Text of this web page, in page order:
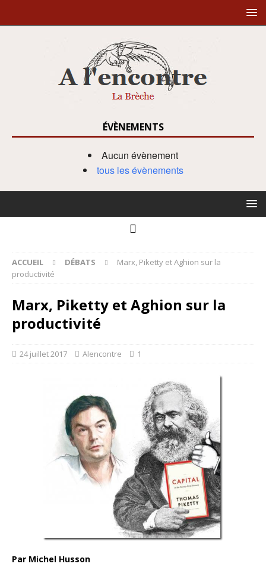
ÉVÈNEMENTS
Aucun évènement
tous les évènements
ACCUEIL DÉBATS
Marx, Piketty et Aghion sur la
productivité
Marx, Piketty et Aghion sur la
productivité
24 juillet 2017 Alencontre 1
Par Michel Husson